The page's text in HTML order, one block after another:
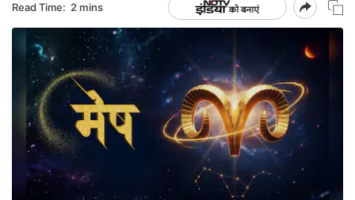
Read Time: 2 mins